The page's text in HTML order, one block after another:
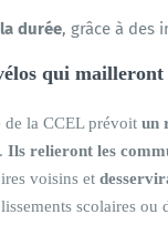
durée, grâce à des
qui
de la CCEL prévoit un
. Ils relieront les
voisins et
scolaires